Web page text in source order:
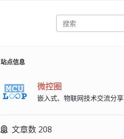
站点信息
微控圈
嵌入式、物联网技术交流分享
文章数 208